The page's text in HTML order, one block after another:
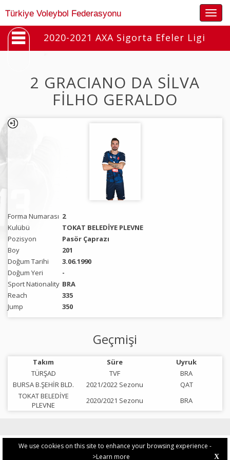
We use cookies on this site to enhance your browsing experience -
>Learn more
X
Türkiye Voleybol Federasyonu
2020-2021 AXA Sigorta Efeler Ligi
2 GRACIANO DA SİLVA
FİLHO GERALDO
Forma Numarası 2
Kulübü
TOKAT BELEDİYE PLEVNE
Pozisyon
Pasör Çaprazı
Boy
201
Doğum Tarihi
3.06.1990
Doğum Yeri
-
Sport Nationality BRA
Reach
335
Jump
350
Geçmişi
Takım Süre
Uyruk
TÜRŞAD
TVF
BRA
BURSA B.ŞEHİR BLD.
2021/2022 Sezonu
QAT
TOKAT BELEDİYE
PLEVNE
2020/2021 Sezonu BRA